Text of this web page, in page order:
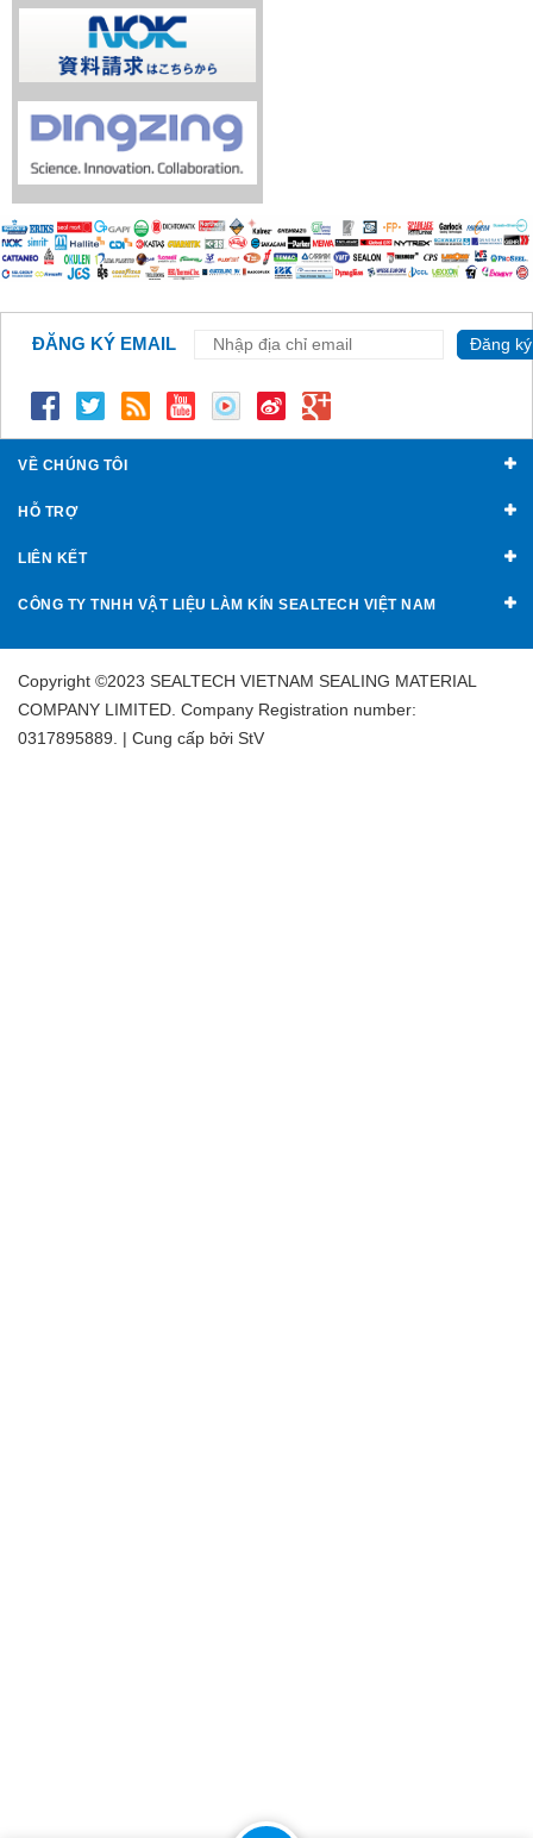
ĐĂNG KÝ EMAIL Đăng ký
VỀ CHÚNG TÔI
HỖ TRỢ
LIÊN KẾT
CÔNG TY TNHH VẬT LIỆU LÀM KÍN SEALTECH VIỆT NAM
Copyright ©2023 SEALTECH VIETNAM SEALING MATERIAL
COMPANY LIMITED. Company Registration number:
0317895889. | Cung cấp bởi StV